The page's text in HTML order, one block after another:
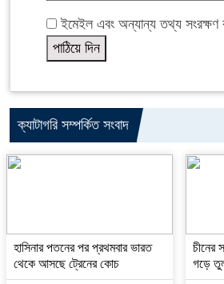
ইমেইল এবং অন্যান্য তথ্য
ক্যাটাগরি সম্পর্কিত সংবাদ
হাসিনার পতনের পর প্রথমবার ভারত
থেকে আসছে ট্রেনের কোচ
চীনের
গড়ে